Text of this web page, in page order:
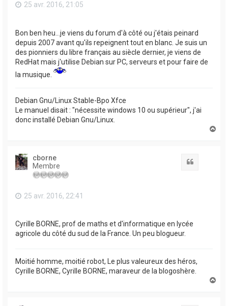
25 avr. 2016, 21:05
Bon ben heu...je viens du forum d'à côté ou j'étais peinard
depuis 2007 avant qu'ils repeignent tout en blanc. Je suis un
des pionniers du libre français au siècle dernier, je viens de
RedHat mais j'utilise Debian sur PC, serveurs et pour faire de
la musique.
Debian Gnu/Linux Stable-Bpo Xfce
Le manuel disait : "nécessite windows 10 ou supérieur", j'ai
donc installé Debian Gnu/Linux.
cborne
Membre
25 avr. 2016, 22:41
Cyrille BORNE, prof de maths et d'informatique en lycée
agricole du côté du sud de la France. Un peu blogueur.
Moitié homme, moitié robot, Le plus valeureux des héros,
Cyrille BORNE, Cyrille BORNE, maraveur de la blogoshère.